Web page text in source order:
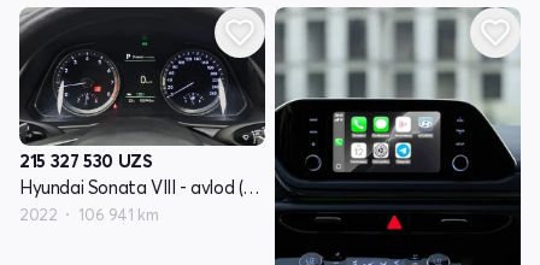
215 327 530 UZS
Hyundai Sonata VIII - avlod (DN8)
2022 106 941 km